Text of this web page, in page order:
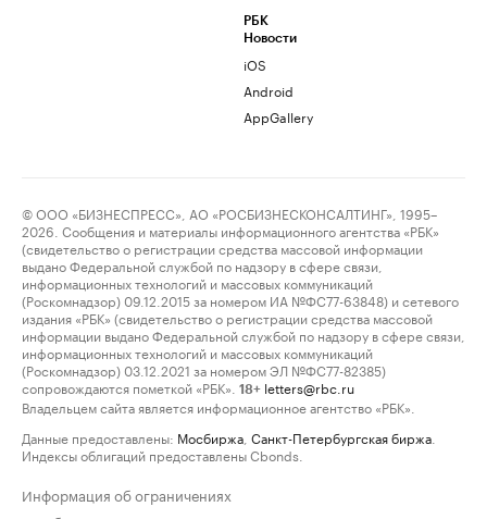
РБК
Новости
iOS
Android
AppGallery
© ООО «БИЗНЕСПРЕСС», АО «РОСБИЗНЕСКОНСАЛТИНГ», 1995–
2026. Сообщения и материалы информационного агентства «РБК»
(свидетельство о регистрации средства массовой информации
выдано Федеральной службой по надзору в сфере связи,
информационных технологий и массовых коммуникаций
(Роскомнадзор) 09.12.2015 за номером ИА №ФС77-63848) и сетевого
издания «РБК» (свидетельство о регистрации средства массовой
информации выдано Федеральной службой по надзору в сфере связи,
информационных технологий и массовых коммуникаций
(Роскомнадзор) 03.12.2021 за номером ЭЛ №ФС77-82385)
сопровождаются пометкой «РБК».
18+ letters@rbc.ru
Владельцем сайта является информационное агентство «РБК».
Данные предоставлены: Мосбиржа Санкт-Петербургская биржа
Индексы облигаций предоставлены Cbonds.
Информация об ограничениях